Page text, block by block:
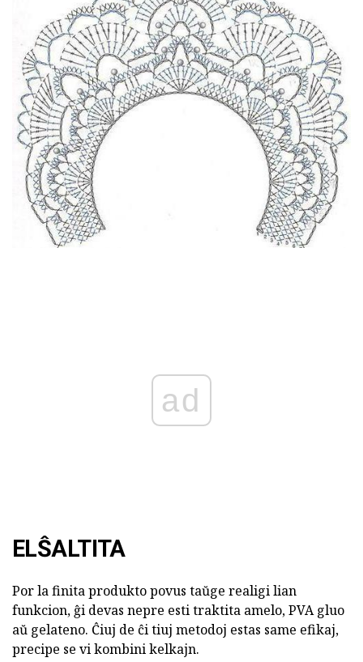
ad
ELŜALTITA
Por la finita produkto povus taŭge realigi lian
funkcion, ĝi devas nepre esti traktita amelo, PVA gluo
aŭ gelateno. Ĉiuj de ĉi tiuj metodoj estas same efikaj,
precipe se vi kombini kelkajn.